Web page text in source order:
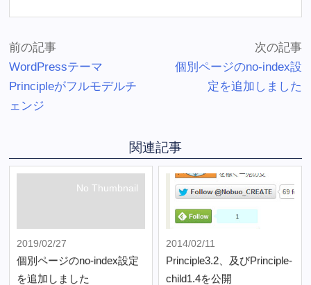
前の記事
WordPressテーマ
Principleがフルモデルチ
ェンジ
次の記事
個別ページのno-index設
定を追加しました
関連記事
No Thumbnail
2019/02/27
個別ページのno-index設定
を追加しました
2014/02/11
Principle3.2、及びPrinciple-
child1.4を公開